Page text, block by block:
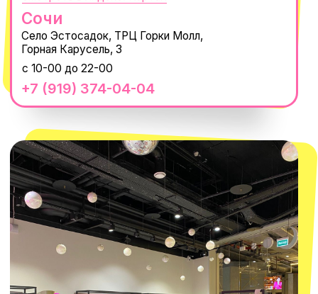
ИНН 667114098580
Telegram
WhatsApp
8 800 550-06-92
macrocosm_store@mail.ru
КОНТАКТЫ
Оплата долями
Size guide
Обмен и возврат
ПОКУПАТЕЛЯМ
Вакансии
Реквизиты
Магазины
Наши путешествия
Наши проекты
Новости
Каталог
О КОМПАНИИ
Пользовательское соглашение
Политика обработки персональных
данных